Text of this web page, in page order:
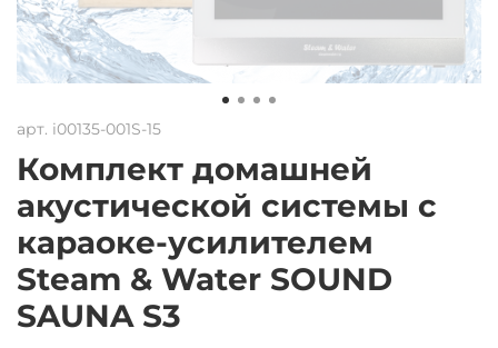
арт. i00135-001S-15
Комплект домашней
акустической системы с
караоке-усилителем
Steam & Water SOUND
SAUNA S3